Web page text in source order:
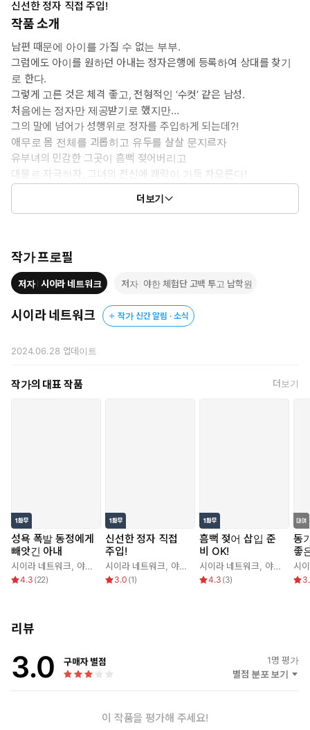
신선한 정자 직접 주입!
작품 소개
남편 때문에 아이를 가질 수 없는 부부.
그럼에도 아이를 원하던 아내는 정자은행에 등록하여 상대를 찾기
로 한다.
그렇게 고른 것은 체격 좋고, 전형적인 ‘수컷’ 같은 남성.
처음에는 정자만 제공받기로 했지만…
그의 말에 넘어가 성행위로 정자를 주입하게 되는데?!
애무로 몸 전체를 괴롭히고 유두를 살살 문지르자
유부녀의 민감한 그곳이 흠뻑 젖어버리고
대물로 자극하자, 그녀의 전신에 쾌락이 가득 차오른다!
뜨거운 숨결과 달아오른 몸… 그녀의 자궁은 이미 받아들일 준비
더보기
작가 프로필
저자 시이라 네트워크 저자 야한 체험단 고백 투고 남학원
시이라 네트워크 작가 신간 알림 · 소식
2024.06.28 업데이트
작가의 대표 작품 더보기
성욕 폭발 동정에게
빼앗긴 아내
시이라 네트워크 야한 체험단 고백 투고 남학원
4.3 (22)
신선한 정자 직접
주입!
시이라 네트워크 야한 체험단 고백 투고 남학원
3.0 (1)
흠뻑 젖어 삽입 준
비 OK!
시이라 네트워크 야한 체험단 고백 투고 남학원
4.3 (3)
동
좋
시
리뷰
3.0 구매자 별점 1명 평가
별점 분포 보기
이 작품을 평가해 주세요!